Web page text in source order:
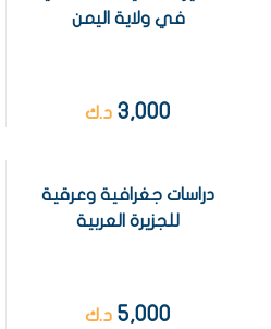
في ولاية اليمن
3,000 د.ك
دراسات جغرافية وعرقية
للجزيرة العربية
5,000 د.ك